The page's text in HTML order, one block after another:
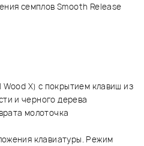
семплов Smooth Release
X) с покрытием клавиш из
и черного дерева
молоточка
клавиатуры. Режим